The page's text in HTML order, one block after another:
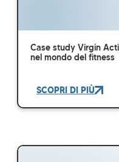
Case study Virgin
nel mondo del fitness
SCOPRI DI PIÙ